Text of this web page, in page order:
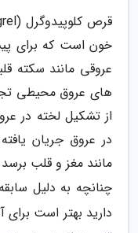
خون است که برای
عروقی مانند سکته
های عروق محیطی
از تشکیل لخته در
در عروق جریان
مانند مغز و قلب
چنانچه به دلیل
دارید بهتر است